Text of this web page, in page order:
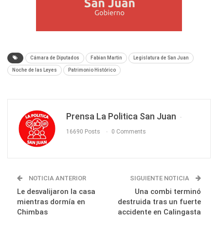
Cámara de Diputados Fabian Martin Legislatura de San Juan
Noche de las Leyes Patrimonio Histórico
Prensa La Politica San Juan
16690 Posts 0 Comments
NOTICIA ANTERIOR
Le desvalijaron la casa
mientras dormía en
Chimbas
SIGUIENTE NOTICIA
Una combi terminó
destruida tras un fuerte
accidente en Calingasta